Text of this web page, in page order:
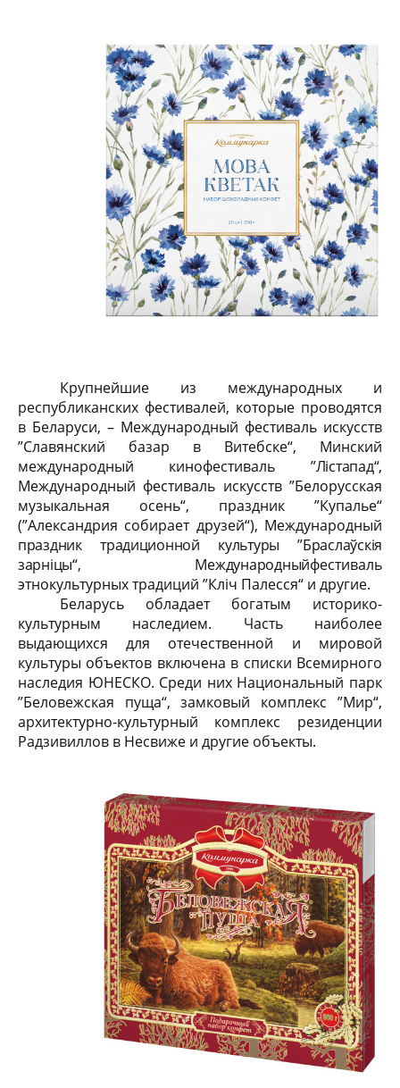
Крупнейшие из международных и
республиканcких фестивалей, которые проводятся
в Беларуси, – Международный фестиваль искусств
”Славянский базар в Витебске“, Минский
международный кинофестиваль ”Лістапад“,
Международный фестиваль искусств ”Белорусская
музыкальная осень“, праздник ”Купалье“
(”Александрия собирает друзей“), Международный
праздник традиционной культуры ”Браслаўскія
зарніцы“, Международныйфестиваль
этнокультурных традиций ”Кліч Палесся“ и другие.
Беларусь обладает богатым историко-
культурным наследием. Часть наиболее
выдающихся для отечественной и мировой
культуры объектов включена в списки Всемирного
наследия ЮНЕСКО. Среди них Национальный парк
”Беловежская пуща“, замковый комплекс ”Мир“,
архитектурно-культурный комплекс резиденции
Радзивиллов в Несвиже и другие объекты.